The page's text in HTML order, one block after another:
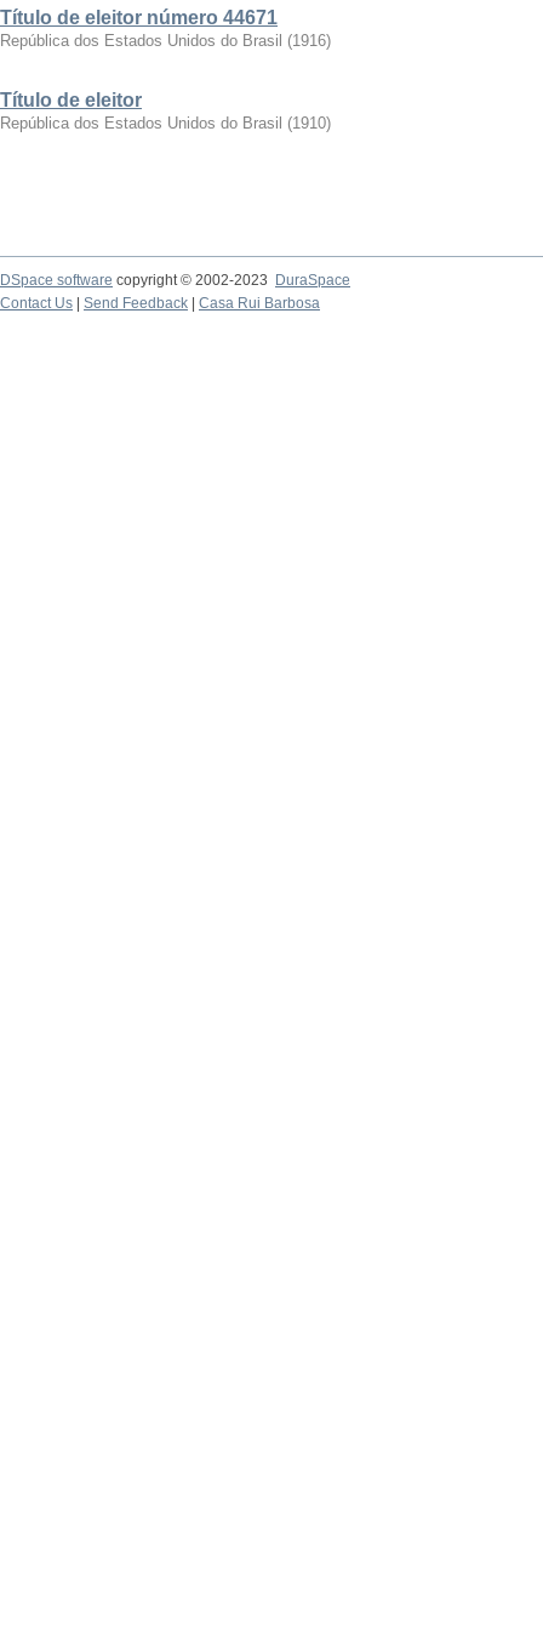
Título de eleitor número 44671
República dos Estados Unidos do Brasil (1916)
Título de eleitor
República dos Estados Unidos do Brasil (1910)
DSpace software copyright © 2002-2023
DuraSpace
Contact Us
Send Feedback Casa Rui Barbosa